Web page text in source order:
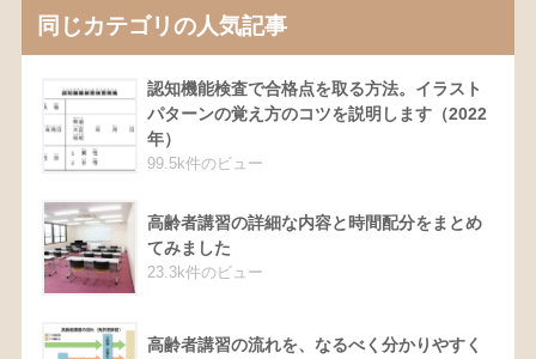
同じカテゴリの人気記事
認知機能検査で合格点を取る方法。イラスト
パターンの覚え方のコツを説明します（2022
年）
99.5k件のビュー
高齢者講習の詳細な内容と時間配分をまとめ
てみました
23.3k件のビュー
高齢者講習の流れを、なるべく分かりやすく